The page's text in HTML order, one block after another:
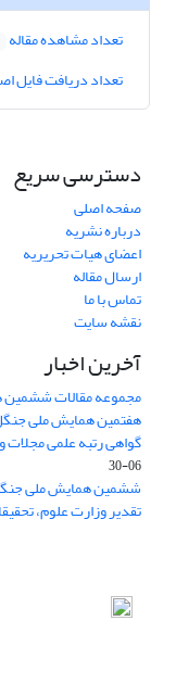
تعداد مشاهده مقاله
تعداد دریافت فایل
دسترسی سریع
صفحه اصلی
درباره نشریه
اعضای هیات تحریریه
ارسال مقاله
تماس با ما
نقشه سایت
آخرین اخبار
مجموعه مقالات ششمین
هفتمین همایش ملی
گواهی رتبه علمی مجلات
06-30
ششمین همایش ملی
تقدیر وزارت علوم،